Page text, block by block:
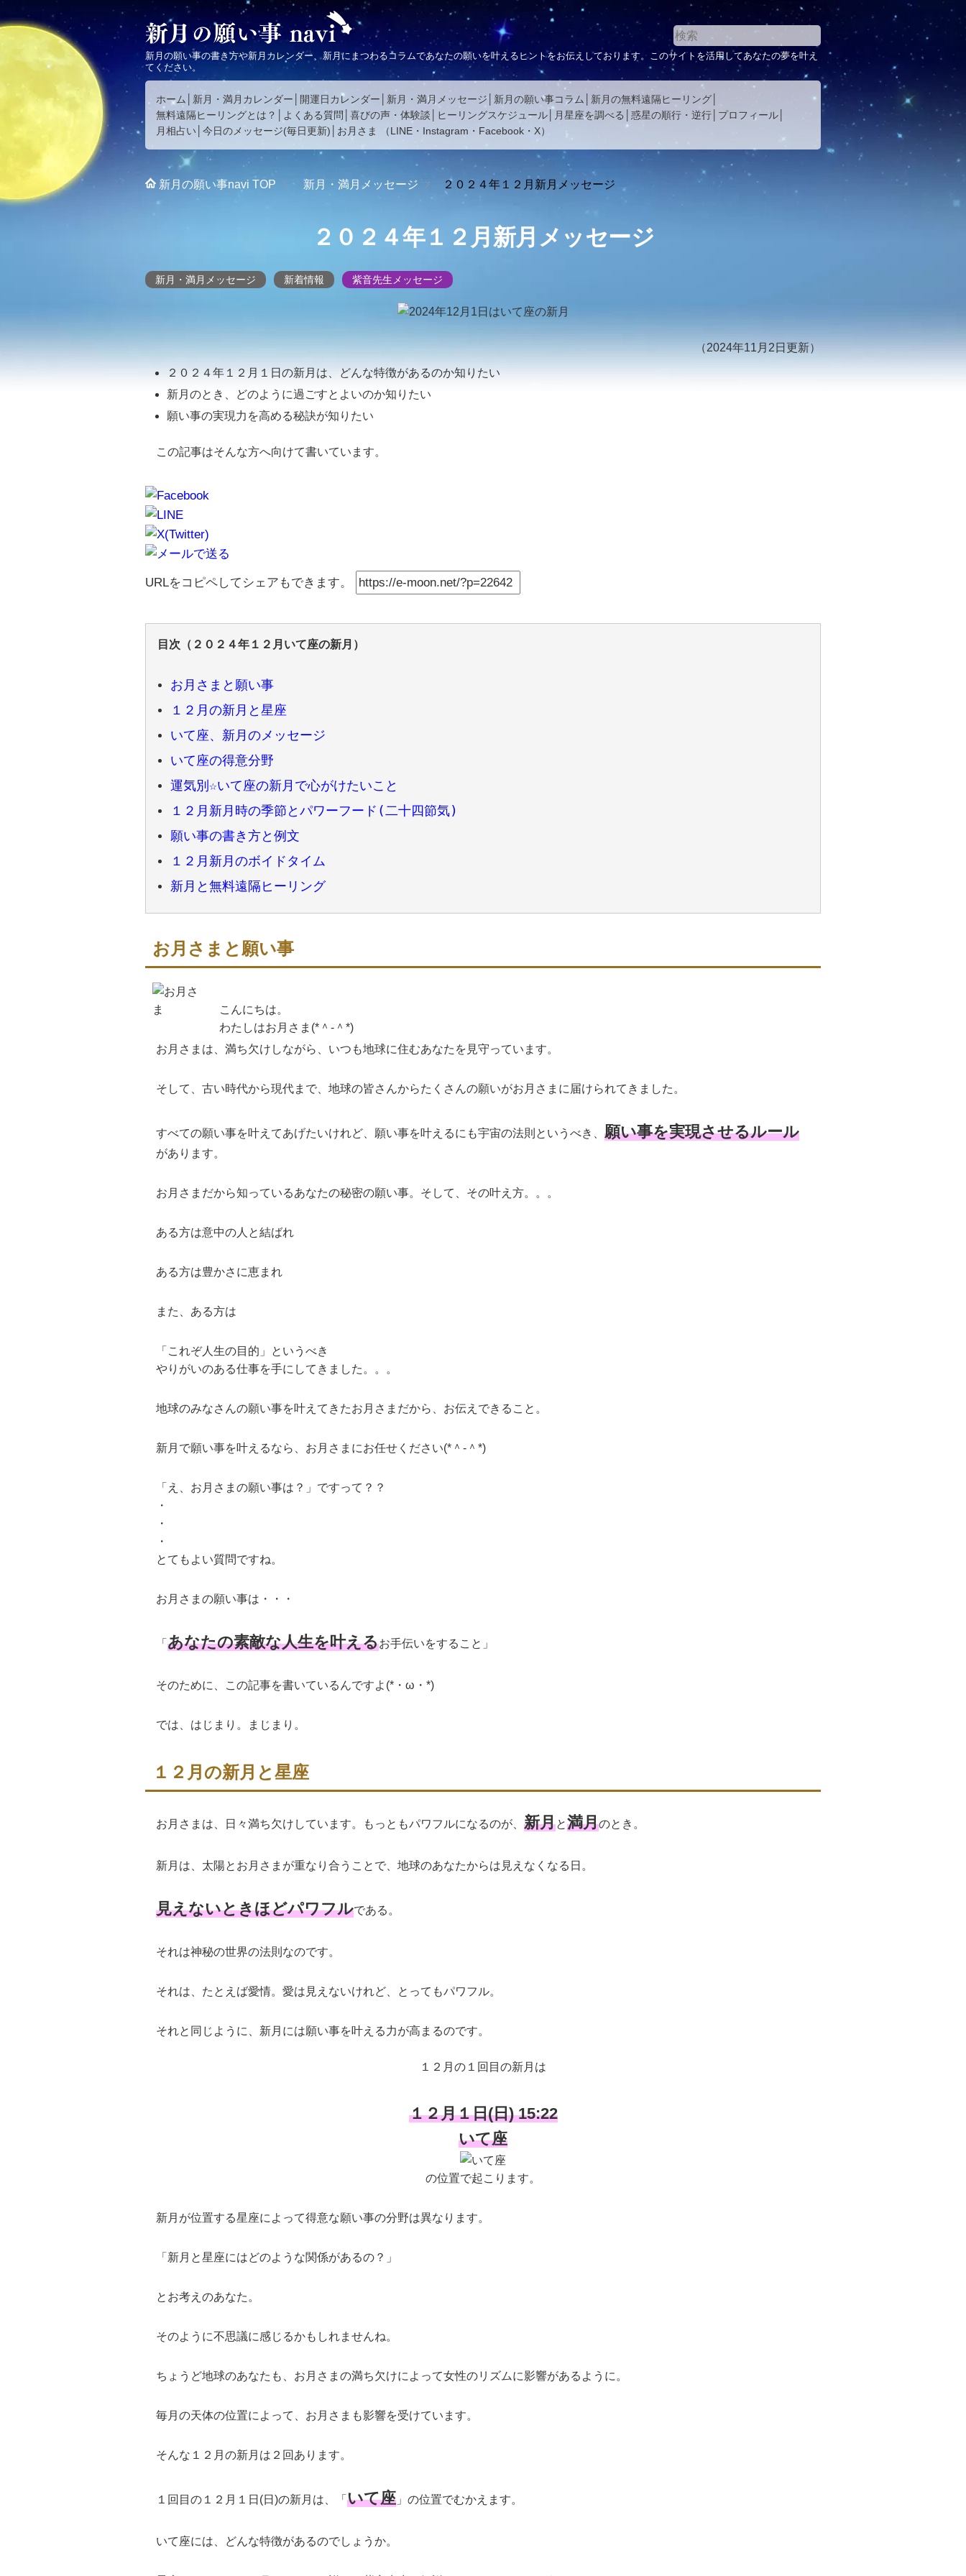
新月の願い事の書き方や新月カレンダー、新月にまつわるコラムであなたの願いを叶えるヒントをお伝えしております。このサイトを活用してあなたの夢を叶え
てください。
ホーム 新月・満月カレンダー 開運日カレンダー 新月・満月メッセージ 新月の願い事コラム
新月の無料遠隔ヒーリング
無料遠隔ヒーリングとは？
よくある質問 喜びの声・体験談 ヒーリングスケジュール 月星座を調べる 惑星の順行・逆行
プロフィール
月相占い 今日のメッセージ(毎日更新) お月さま （LINE ・ Instagram ・ Facebook ・ X）
新月の願い事navi TOP 新月・満月メッセージ ２０２４年１２月新月メッセージ
２０２４年１２月新月メッセージ
新月・満月メッセージ 新着情報 紫音先生メッセージ
（2024年11月2日更新）
２０２４年１２月１日の新月は、どんな特徴があるのか知りたい
新月のとき、どのように過ごすとよいのか知りたい
願い事の実現力を高める秘訣が知りたい
この記事はそんな方へ向けて書いています。
URLをコピペしてシェアもできます。
目次（２０２４年１２月いて座の新月）
お月さまと願い事
１２月の新月と星座
いて座、新月のメッセージ
いて座の得意分野
運気別☆いて座の新月で心がけたいこと
１２月新月時の季節とパワーフード(二十四節気)
願い事の書き方と例文
１２月新月のボイドタイム
新月と無料遠隔ヒーリング
お月さまと願い事
こんにちは。
わたしはお月さま(*＾-＾*)
お月さまは、満ち欠けしながら、いつも地球に住むあなたを見守っています。
そして、古い時代から現代まで、地球の皆さんからたくさんの願いがお月さまに届けられてきました。
すべての願い事を叶えてあげたいけれど、願い事を叶えるにも宇宙の法則というべき、 願い事を実現させるルール
があります。
お月さまだから知っているあなたの秘密の願い事。そして、その叶え方。。。
ある方は意中の人と結ばれ
ある方は豊かさに恵まれ
また、ある方は
「これぞ人生の目的」というべき
やりがいのある仕事を手にしてきました。。。
地球のみなさんの願い事を叶えてきたお月さまだから、お伝えできること。
新月で願い事を叶えるなら、お月さまにお任せください(*＾-＾*)
「え、お月さまの願い事は？」ですって？？
・
・
・
とてもよい質問ですね。
お月さまの願い事は・・・
「 あなたの素敵な人生を叶えるお手伝いをすること」
そのために、この記事を書いているんですよ(*・ω・*)
では、はじまり。まじまり。
１２月の新月と星座
お月さまは、日々満ち欠けしています。もっともパワフルになるのが、 新月と満月のとき。
新月は、太陽とお月さまが重なり合うことで、地球のあなたからは見えなくなる日。
見えないときほどパワフルである。
それは神秘の世界の法則なのです。
それは、たとえば愛情。愛は見えないけれど、とってもパワフル。
それと同じように、新月には願い事を叶える力が高まるのです。
１２月の１回目の新月は
１２月１日(日) 15:22
いて座
の位置で起こります。
新月が位置する星座によって得意な願い事の分野は異なります。
「新月と星座にはどのような関係があるの？」
とお考えのあなた。
そのように不思議に感じるかもしれませんね。
ちょうど地球のあなたも、お月さまの満ち欠けによって女性のリズムに影響があるように。
毎月の天体の位置によって、お月さまも影響を受けています。
そんな１２月の新月は２回あります。
１回目の１２月１日(日)の新月は、「 いて座 」の位置でむかえます。
いて座には、どんな特徴があるのでしょうか。